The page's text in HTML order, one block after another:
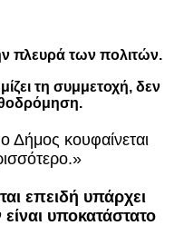
πλευρά των πολιτών.
τη συμμετοχή, δεν
Δήμος κουφαίνεται
επειδή υπάρχει
υποκατάστατο